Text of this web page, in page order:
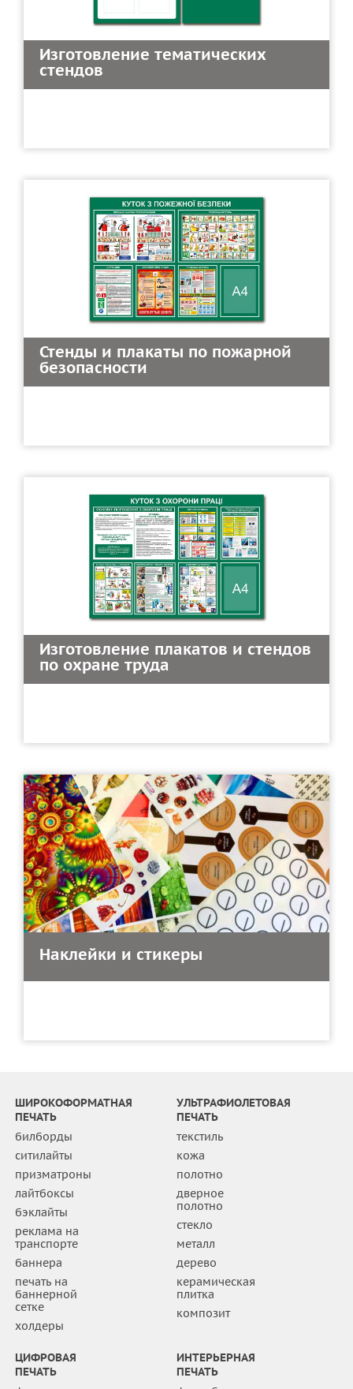
Изготовление тематических
стендов
Стенды и плакаты по пожарной
безопасности
Изготовление плакатов и стендов
по охране труда
Наклейки и стикеры
ШИРОКОФОРМАТНАЯ
ПЕЧАТЬ
билборды
ситилайты
призматроны
лайтбоксы
бэклайты
реклама на
транспорте
баннера
печать на
баннерной
сетке
холдеры
УЛЬТРАФИОЛЕТОВАЯ
ПЕЧАТЬ
текстиль
кожа
полотно
дверное
полотно
стекло
металл
дерево
керамическая
плитка
композит
ЦИФРОВАЯ
ПЕЧАТЬ
ИНТЕРЬЕРНАЯ
ПЕЧАТЬ